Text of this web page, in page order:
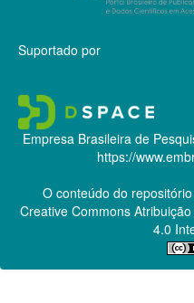
Suportado por
Empresa Brasileira de
https://
O conteúdo do
Creative CommonsAtribuição
4.0